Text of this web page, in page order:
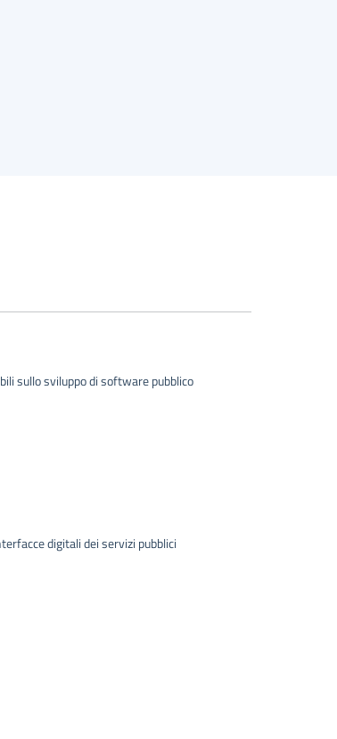
sullo sviluppo di software pubblico
digitali dei servizi pubblici